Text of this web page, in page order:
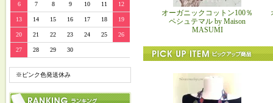
6 7 8 9 10 11 12
13 14 15 16 17 18 19
20 21 22 23 24 25 26
27 28 29 30
※ピンク色発送休み
オーガニックコットン100％
ペシュテマル by Maison
MASUMI